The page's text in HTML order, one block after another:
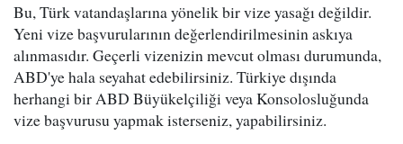
Bu, Türk vatandaşlarına yönelik bir vize yasağı değildir.
Yeni vize başvurularının değerlendirilmesinin askıya
alınmasıdır. Geçerli vizenizin mevcut olması durumunda,
ABD'ye hala seyahat edebilirsiniz. Türkiye dışında
herhangi bir ABD Büyükelçiliği veya Konsolosluğunda
vize başvurusu yapmak isterseniz, yapabilirsiniz.